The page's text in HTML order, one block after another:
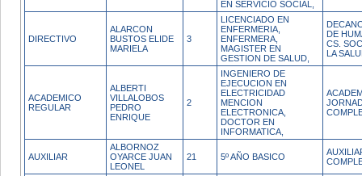
EN SERVICIO SOCIAL,
DIRECTIVO
ALARCON
BUSTOS ELIDE
MARIELA
3
LICENCIADO EN
ENFERMERIA,
ENFERMERA,
MAGISTER EN
GESTION DE SALUD,
DE
CS.
LA
ACADEMICO
REGULAR
ALBERTI
VILLALOBOS
PEDRO
ENRIQUE
2
INGENIERO DE
EJECUCION EN
ELECTRICIDAD
MENCION
ELECTRONICA,
DOCTOR EN
INFORMATICA,
AUXILIAR
ALBORNOZ
OYARCE JUAN
LEONEL
21 5º AÑO BASICO